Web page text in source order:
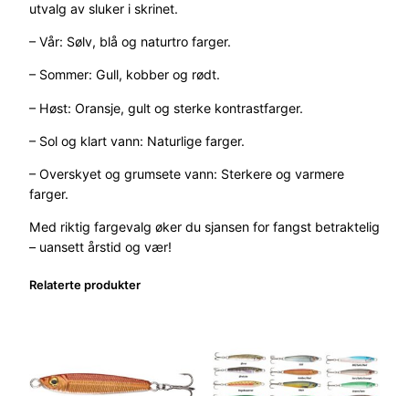
utvalg av sluker i skrinet.
– Vår: Sølv, blå og naturtro farger.
– Sommer: Gull, kobber og rødt.
– Høst: Oransje, gult og sterke kontrastfarger.
– Sol og klart vann: Naturlige farger.
– Overskyet og grumsete vann: Sterkere og varmere
farger.
Med riktig fargevalg øker du sjansen for fangst betraktelig
– uansett årstid og vær!
Relaterte produkter